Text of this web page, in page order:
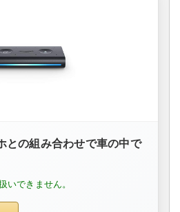
との組み合わせで車の中で
いできません。